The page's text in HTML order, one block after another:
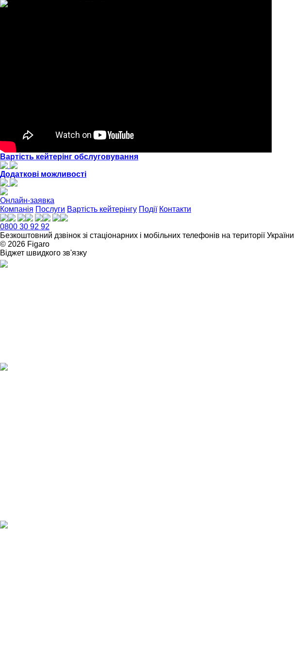
Вартість кейтерінг обслуговування
Додаткові можливості
Онлайн-заявка
Компанія Послуги Вартість кейтерінгу Події Контакти
0800 30 92 92
Безкоштовний дзвінок зі стаціонарних і мобільних телефонів на території України
© 2026 Figarо
Віджет швидкого зв'язку